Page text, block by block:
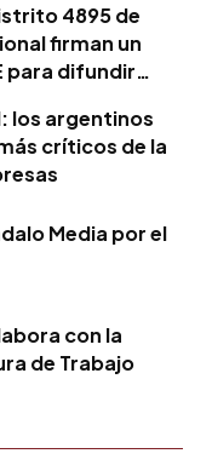
4895 de
firman un
para difundir
los argentinos
críticos de la
Media por el
con la
de Trabajo